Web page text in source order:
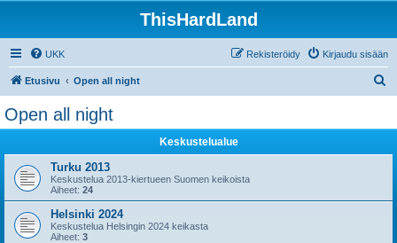
ThisHardLand
UKK Kirjaudu sisään
Rekisteröidy
Etusivu Open all night
Open all night
Keskustelualue
Turku 2013
Keskustelua 2013-kiertueen Suomen keikoista
Aiheet: 24
Helsinki 2024
Keskustelua Helsingin 2024 keikasta
Aiheet: 3